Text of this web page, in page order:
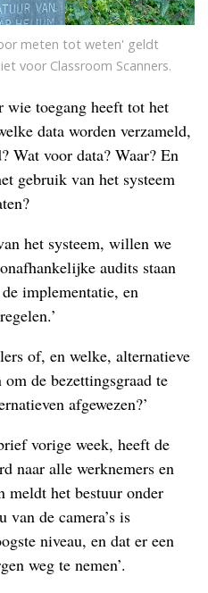
meten tot weten' geldt
voor Classroom Scanners.
toegang heeft tot het
data worden verzameld,
Wat voor data? Waar? En
gebruik van het systeem
het systeem, willen we
audits staan
implementatie, en
of, en welke, alternatieve
de bezettingsgraad te
afgewezen?’
vorige week, heeft de
naar alle werknemers en
meldt het bestuur onder
van de camera’s is
niveau, en dat er een
weg te nemen’.